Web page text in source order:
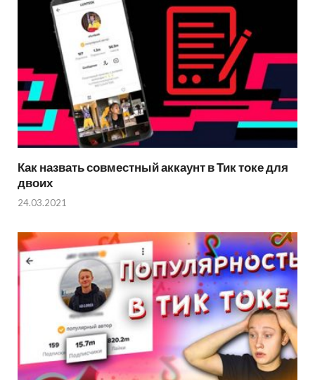
Как назвать совместный аккаунт в Тик токе для
двоих
24.03.2021